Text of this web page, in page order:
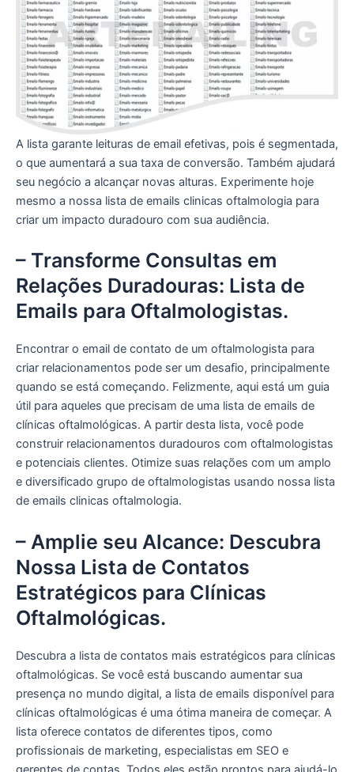
A lista garante leituras de email efetivas, pois é segmentada,
o que aumentará a sua taxa de conversão. Também ajudará
seu negócio a alcançar novas alturas. Experimente hoje
mesmo a nossa lista de emails clinicas oftalmologia para
criar um impacto duradouro com sua audiência.
– Transforme Consultas em
Relações Duradouras: Lista de
Emails para Oftalmologistas.
Encontrar o email de contato de um oftalmologista para
criar relacionamentos pode ser um desafio, principalmente
quando se está começando. Felizmente, aqui está um guia
útil para aqueles que precisam de uma lista de emails de
clínicas oftalmológicas. A partir desta lista, você pode
construir relacionamentos duradouros com oftalmologistas
e potenciais clientes. Otimize suas relações com um amplo
e diversificado grupo de oftalmologistas usando nossa lista
de emails clinicas oftalmologia.
– Amplie seu Alcance: Descubra
Nossa Lista de Contatos
Estratégicos para Clínicas
Oftalmológicas.
Descubra a lista de contatos mais estratégicos para clínicas
oftalmológicas. Se você está buscando aumentar sua
presença no mundo digital, a lista de emails disponível para
clínicas oftalmológicas é uma ótima maneira de começar. A
lista oferece contatos de diferentes tipos, como
profissionais de marketing, especialistas em SEO e